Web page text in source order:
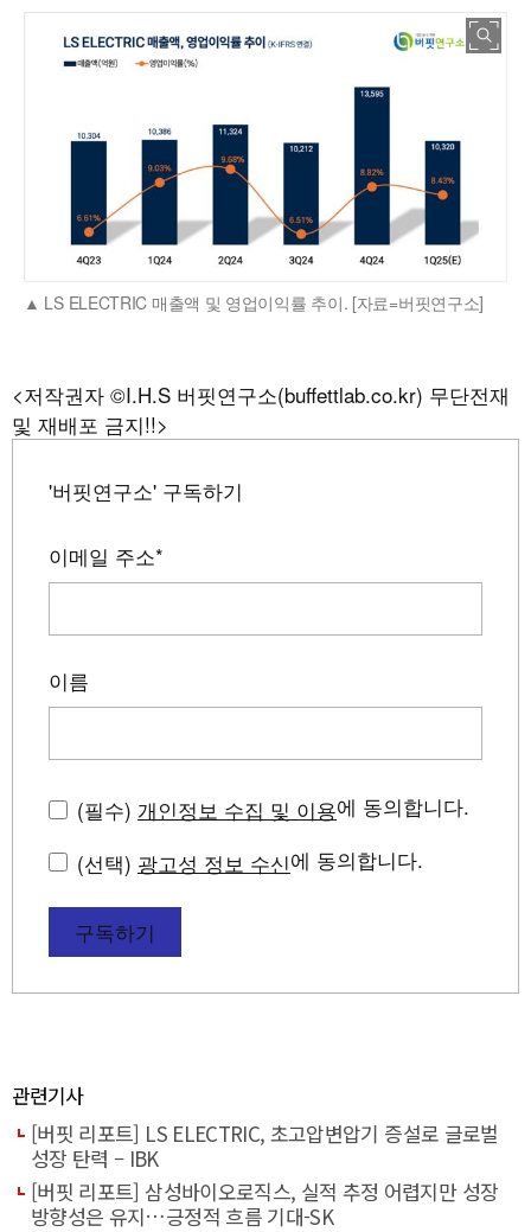
LS ELECTRIC 매출액 및 영업이익률 추이. [자료=버핏연구소]
<저작권자 ©I.H.S 버핏연구소(buffettlab.co.kr) 무단전재
및 재배포 금지!!>
'버핏연구소' 구독하기
이메일 주소*
이름
(필수) 개인정보 수집 및 이용에 동의합니다.
(선택) 광고성 정보 수신에 동의합니다.
구독하기
관련기사
[버핏 리포트] LS ELECTRIC, 초고압변압기 증설로 글로벌
성장 탄력 – IBK
[버핏 리포트] 삼성바이오로직스, 실적 추정 어렵지만 성장
방향성은 유지…긍정적 흐름 기대-SK